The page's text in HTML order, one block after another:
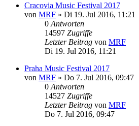
Cracovia Music Festival 2017
von MRF » Di 19. Jul 2016, 11:21
0 Antworten
14597 Zugriffe
Letzter Beitrag von MRF
Di 19. Jul 2016, 11:21
Praha Music Festival 2017
von MRF » Do 7. Jul 2016, 09:47
0 Antworten
14527 Zugriffe
Letzter Beitrag von MRF
Do 7. Jul 2016, 09:47